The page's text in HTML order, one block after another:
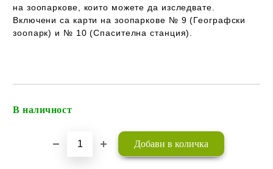
на зоопаркове, които можете да изследвате.
Включени са карти на зоопаркове № 9 (Географски
зоопарк) и № 10 (Спасителна станция).
В наличност